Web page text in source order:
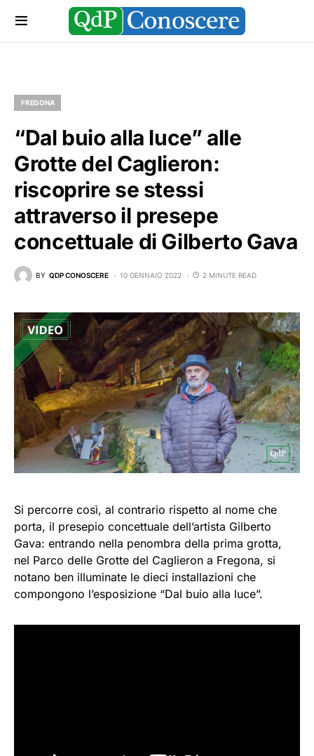
FREGONA
“Dal buio alla luce” alle
Grotte del Caglieron:
riscoprire se stessi
attraverso il presepe
concettuale di Gilberto Gava
BY QDP CONOSCERE 10 GENNAIO 2022 2 MINUTE READ
Si percorre così, al contrario rispetto al nome che
porta, il presepio concettuale dell’artista Gilberto
Gava: entrando nella penombra della prima grotta,
nel Parco delle Grotte del Caglieron a Fregona, si
notano ben illuminate le dieci installazioni che
compongono l’esposizione “Dal buio alla luce”.